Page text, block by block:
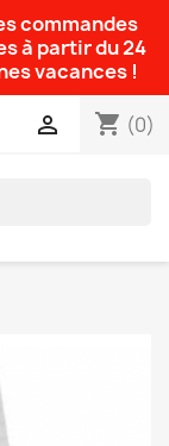
commandes
à partir du 24
vacances !
shopping_cart (0)
